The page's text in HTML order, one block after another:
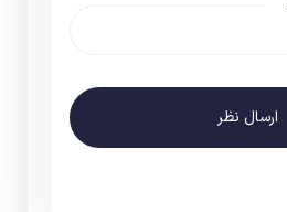
ارسال نظر